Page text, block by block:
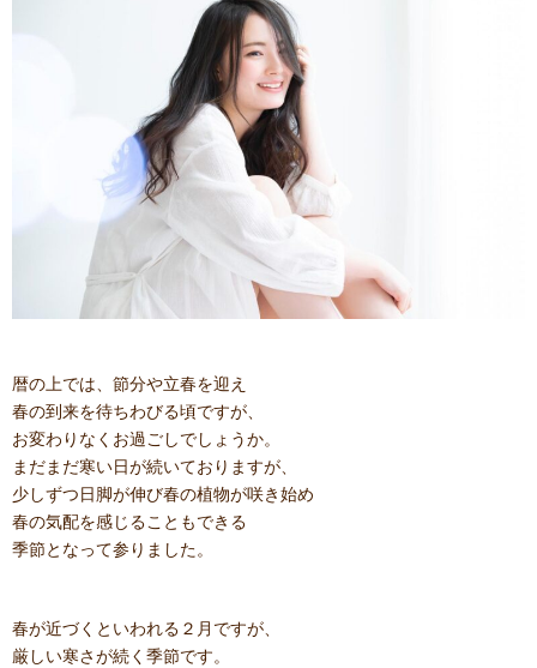
暦の上では、節分や立春を迎え
春の到来を待ちわびる頃ですが、
お変わりなくお過ごしでしょうか。
まだまだ寒い日が続いておりますが、
少しずつ日脚が伸び春の植物が咲き始め
春の気配を感じることもできる
季節となって参りました。
春が近づくといわれる２月ですが、
厳しい寒さが続く季節です。